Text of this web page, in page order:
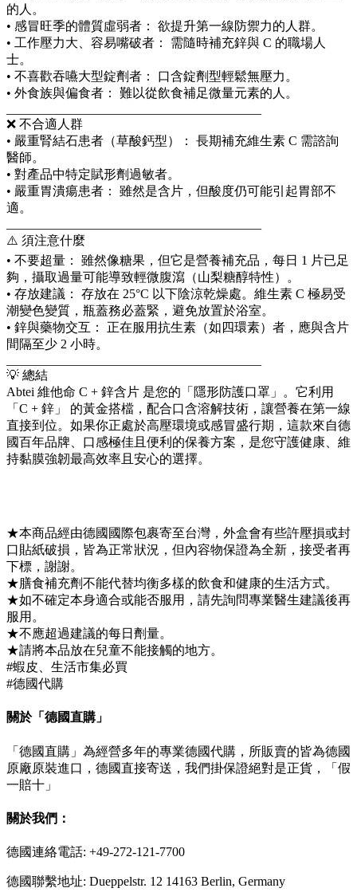
的人。
• 感冒旺季的體質虛弱者： 欲提升第一線防禦力的人群。
• 工作壓力大、容易嘴破者： 需隨時補充鋅與 C 的職場人
士。
• 不喜歡吞嚥大型錠劑者： 口含錠劑型輕鬆無壓力。
• 外食族與偏食者： 難以從飲食補足微量元素的人。
❌ 不合適人群
• 嚴重腎結石患者（草酸鈣型）： 長期補充維生素 C 需諮詢
醫師。
• 對產品中特定賦形劑過敏者。
• 嚴重胃潰瘍患者： 雖然是含片，但酸度仍可能引起胃部不
適。
⚠️ 須注意什麼
• 不要超量： 雖然像糖果，但它是營養補充品，每日 1 片已足
夠，攝取過量可能導致輕微腹瀉（山梨糖醇特性）。
• 存放建議： 存放在 25°C 以下陰涼乾燥處。維生素 C 極易受
潮變色變質，瓶蓋務必蓋緊，避免放置於浴室。
• 鋅與藥物交互： 正在服用抗生素（如四環素）者，應與含片
間隔至少 2 小時。
💡 總結
Abtei 維他命 C + 鋅含片 是您的「隱形防護口罩」。它利用
「C + 鋅」 的黃金搭檔，配合口含溶解技術，讓營養在第一線
直接到位。如果你正處於高壓環境或感冒盛行期，這款來自德
國百年品牌、口感極佳且便利的保養方案，是您守護健康、維
持黏膜強韌最高效率且安心的選擇。
★本商品經由德國國際包裹寄至台灣，外盒會有些許壓損或封
口貼紙破損，皆為正常狀況，但內容物保證為全新，接受者再
下標，謝謝。
★膳食補充劑不能代替均衡多樣的飲食和健康的生活方式。
★如不確定本身適合或能否服用，請先詢問專業醫生建議後再
服用。
★不應超過建議的每日劑量。
★請將本品放在兒童不能接觸的地方。
#蝦皮、生活市集必買
#德國代購
關於「德國直購」
「德國直購」為經營多年的專業德國代購，所販賣的皆為德國
原廠原裝進口，德國直接寄送，我們掛保證絕對是正貨，「假
一賠十」
關於我們：
德國連絡電話: +49-272-121-7700
德國聯繫地址: Dueppelstr. 12 14163 Berlin, Germany